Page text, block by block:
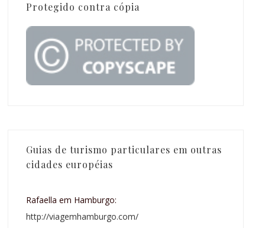
Protegido contra cópia
Guias de turismo particulares em outras
cidades européias
Rafaella em Hamburgo:
http://viagemhamburgo.com/